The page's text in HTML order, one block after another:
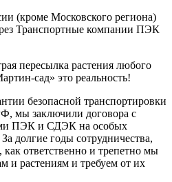
(кроме Московского региона)
Транспортные компании ПЭК
пересылка растения любого
сад» это реальность!
безопасной транспортировки
мы заключили договора с
ПЭК и СДЭК на особых
долгие годы сотрудничества,
ответственно и трепетно мы
и растениям и требуем от их